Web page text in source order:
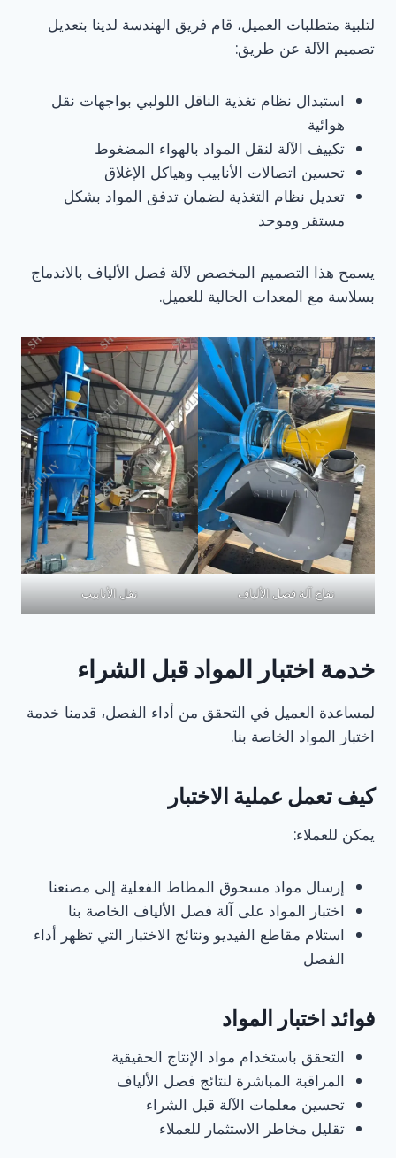
لتلبية متطلبات العميل، قام فريق الهندسة لدينا بتعديل
تصميم الآلة عن طريق:
استبدال نظام تغذية الناقل اللولبي بواجهات نقل
هوائية
تكييف الآلة لنقل المواد بالهواء المضغوط
تحسين اتصالات الأنابيب وهياكل الإغلاق
تعديل نظام التغذية لضمان تدفق المواد بشكل
مستقر وموحد
يسمح هذا التصميم المخصص لآلة فصل الألياف بالاندماج
بسلاسة مع المعدات الحالية للعميل.
نفاخ آلة فصل الألياف نقل الأنابيب
خدمة اختبار المواد قبل الشراء
لمساعدة العميل في التحقق من أداء الفصل، قدمنا خدمة
اختبار المواد الخاصة بنا.
كيف تعمل عملية الاختبار
يمكن للعملاء:
إرسال مواد مسحوق المطاط الفعلية إلى مصنعنا
اختبار المواد على آلة فصل الألياف الخاصة بنا
استلام مقاطع الفيديو ونتائج الاختبار التي تظهر أداء
الفصل
فوائد اختبار المواد
التحقق باستخدام مواد الإنتاج الحقيقية
المراقبة المباشرة لنتائج فصل الألياف
تحسين معلمات الآلة قبل الشراء
تقليل مخاطر الاستثمار للعملاء